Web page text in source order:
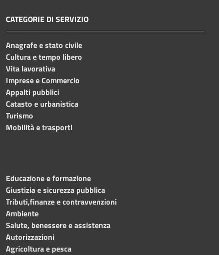
CATEGORIE DI SERVIZIO
Anagrafe e stato civile
Cultura e tempo libero
Vita lavorativa
Imprese e Commercio
Appalti pubblici
Catasto e urbanistica
Turismo
Mobilità e trasporti
Educazione e formazione
Giustizia e sicurezza pubblica
Tributi,finanze e contravvenzioni
Ambiente
Salute, benessere e assistenza
Autorizzazioni
Agricoltura e pesca